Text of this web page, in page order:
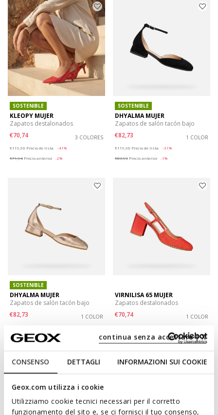
CONSENSO DETTAGLI INFORMAZIONI SUI COOKIE
Geox.com utilizza i cookie
Utilizziamo cookie tecnici necessari per il corretto
funzionamento del sito e, se ci fornisci il tuo consenso,
continua senza accettare | X
SOSTENIBLE
KLEOPY MUJER
Zapatos destalonados
€70,74
3 COLORES
€119,90 Precio de lista
-41%
€71,94 Precio anterior -2%
SOSTENIBLE
DHYALMA MUJER
Zapatos de salón tacón bajo
€82,73
1 COLOR
€119,90 Precio de lista
-31%
€83,93 Precio anterior -1%
SOSTENIBLE
DHYALMA MUJER
Zapatos de salón tacón bajo
€82,73
1 COLOR
€83,93Precio anterior -1%
VIRNILISA 65 MUJER
Zapatos destalonados
€70,74
1 COLOR
€71,94Precio anterior -2%